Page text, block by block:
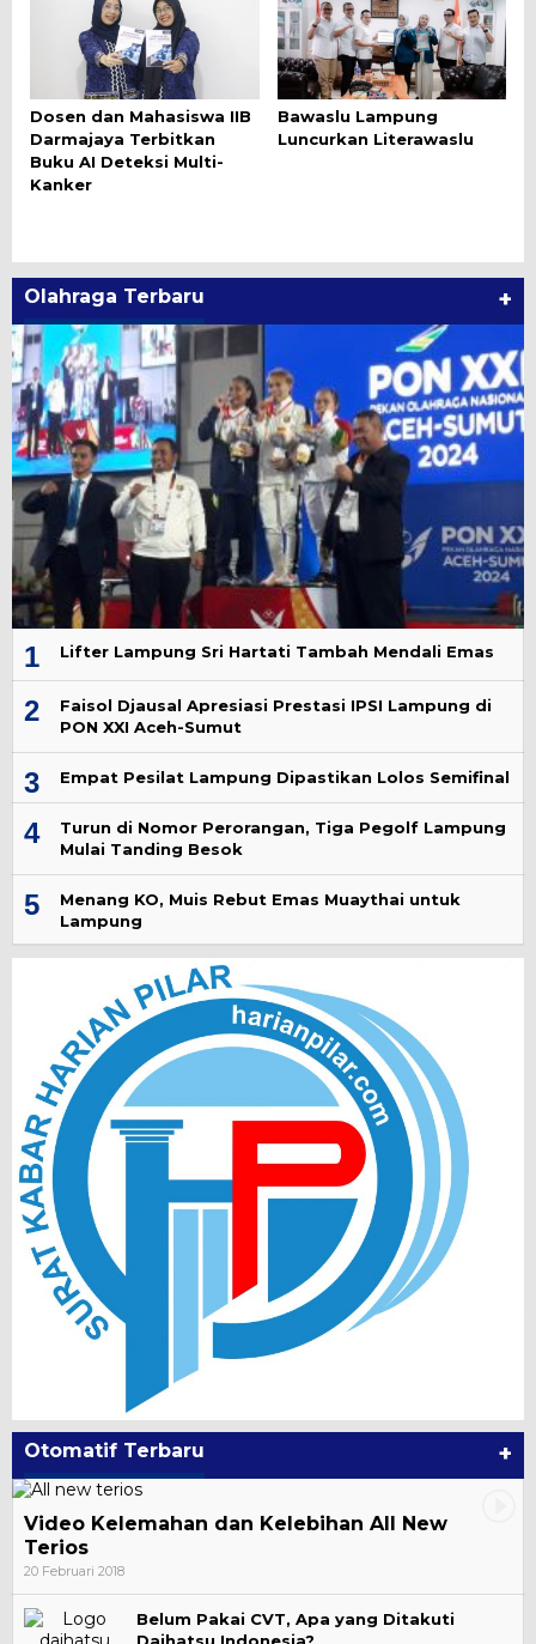
Dosen dan Mahasiswa IIB
Darmajaya Terbitkan
Buku AI Deteksi Multi-
Kanker
Bawaslu Lampung
Luncurkan Literawaslu
Olahraga Terbaru +
1 Lifter Lampung Sri Hartati Tambah Mendali Emas
2
Faisol Djausal Apresiasi Prestasi IPSI Lampung di
PON XXI Aceh-Sumut
3 Empat Pesilat Lampung Dipastikan Lolos Semifinal
4
Turun di Nomor Perorangan, Tiga Pegolf Lampung
Mulai Tanding Besok
5
Menang KO, Muis Rebut Emas Muaythai untuk
Lampung
Otomatif Terbaru +
Video Kelemahan dan Kelebihan All New
Terios
20 Februari 2018
Belum Pakai CVT, Apa yang Ditakuti